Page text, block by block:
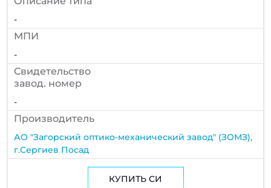
-
МПИ
-
Cвидетельство
завод. номер
-
Производитель
АО "Загорский оптико-механический завод" (ЗОМЗ),
г.Сергиев Посад
КУПИТЬ СИ